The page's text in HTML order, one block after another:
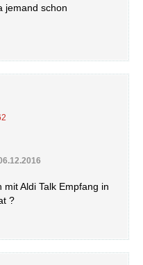
jemand schon
Aldi Talk Empfang in
?